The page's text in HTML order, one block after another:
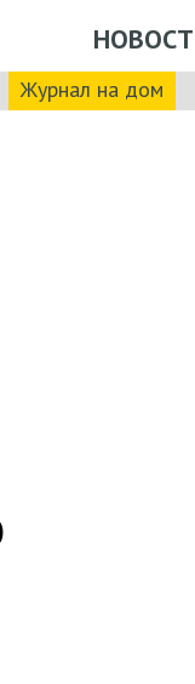
Журнал на дом